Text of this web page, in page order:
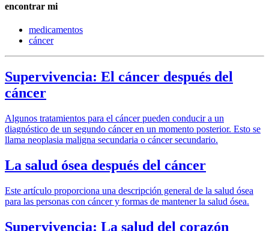
encontrar mi
medicamentos
cáncer
Supervivencia: El cáncer después del
cáncer
Algunos tratamientos para el cáncer pueden conducir a un
diagnóstico de un segundo cáncer en un momento posterior. Esto se
llama neoplasia maligna secundaria o cáncer secundario.
La salud ósea después del cáncer
Este artículo proporciona una descripción general de la salud ósea
para las personas con cáncer y formas de mantener la salud ósea.
Supervivencia: La salud del corazón